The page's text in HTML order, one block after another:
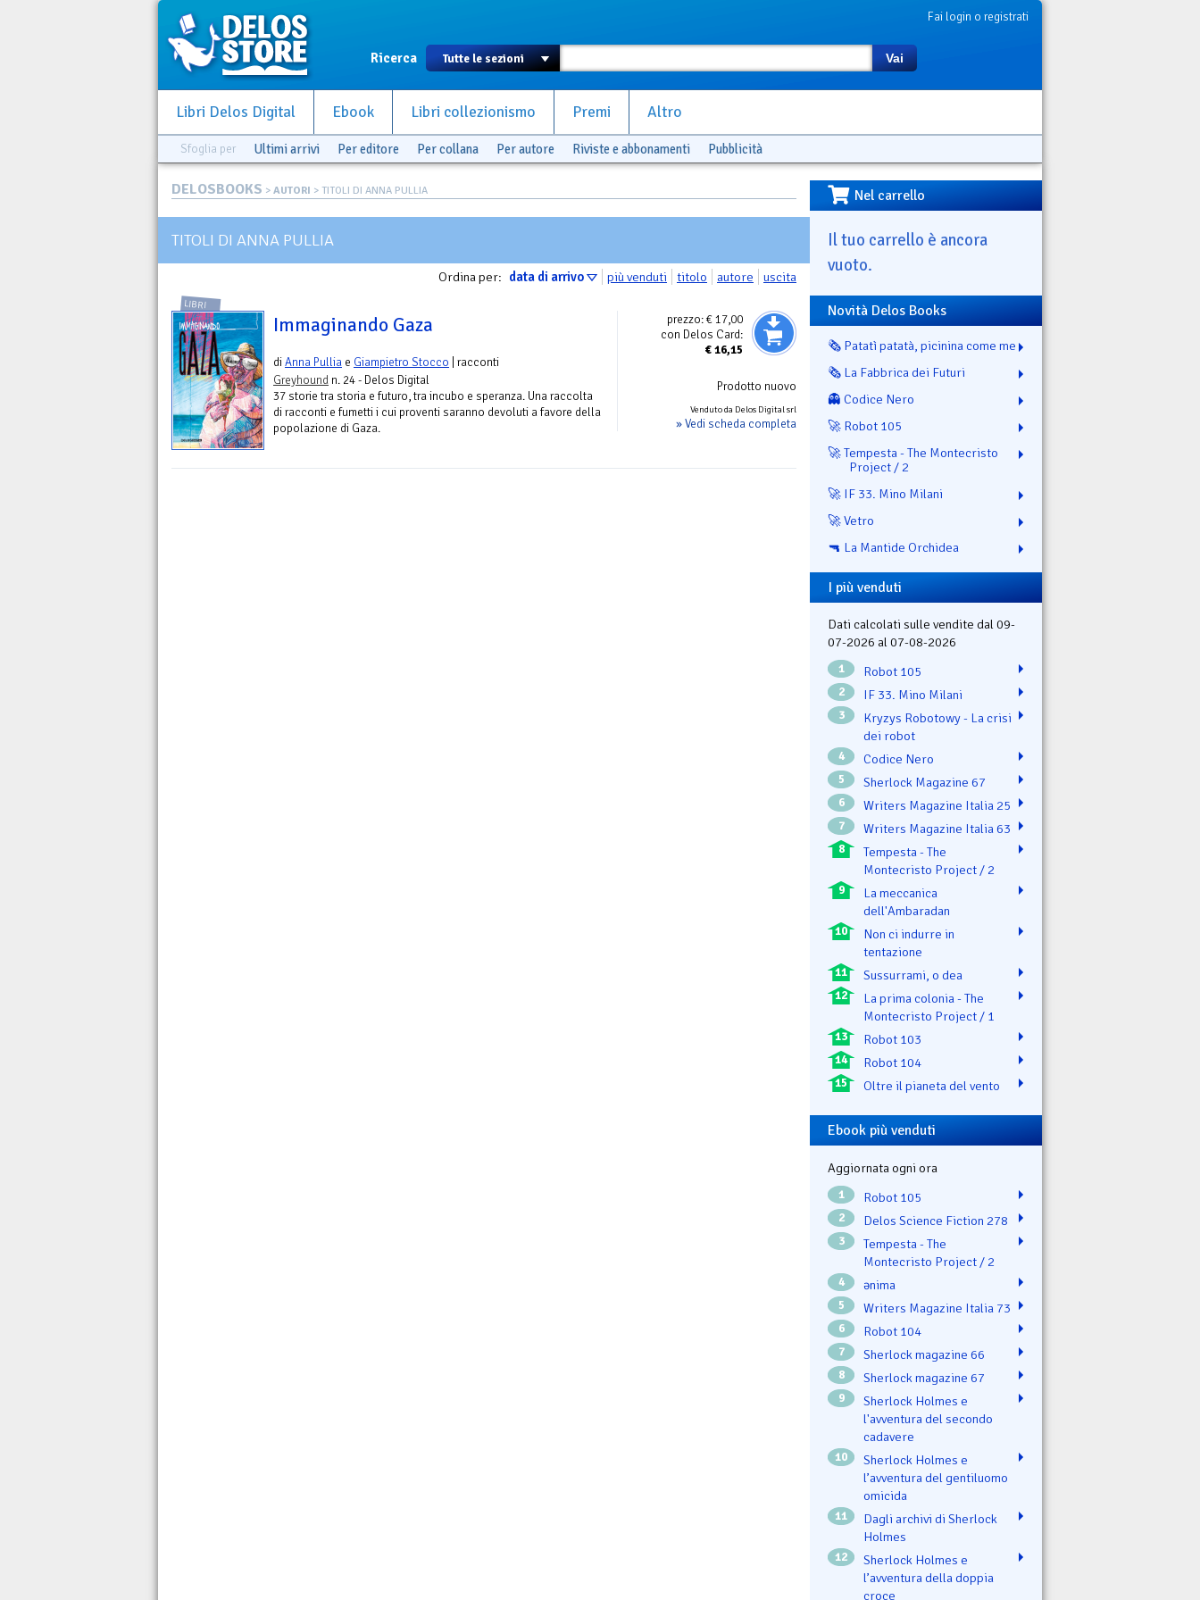
Fai login o registrati
Ricerca Vai
Libri Delos Digital Ebook Libri collezionismo Premi Altro
Sfoglia per Ultimi arrivi Per editore Per collana Per autore Riviste e abbonamenti Pubblicità
DELOSBOOKS > AUTORI > TITOLI DI ANNA PULLIA
TITOLI DI ANNA PULLIA
Ordina per: data di arrivo più venduti titolo autore uscita
prezzo:€ 17,00
con Delos Card:
€16,15
Prodotto nuovo
Venduto da Delos Digital srl
» Vedi scheda completa
LIBRI
Immaginando Gaza
diAnna Pullia e Giampietro Stocco | racconti
Greyhound n. 24 - Delos Digital
37 storie tra storia e futuro, tra incubo e speranza. Una raccolta
di racconti e fumetti i cui proventi saranno devoluti a favore della
popolazione di Gaza.
Nel carrello
Il tuo carrello è ancora
vuoto.
Novità Delos Books
🗞️ Patatì patatà, picinina come me
🗞️ La Fabbrica dei Futuri
👻 Codice Nero
🚀 Robot 105
🚀 Tempesta - The Montecristo
Project / 2
🚀 IF 33. Mino Milani
🚀 Vetro
🔫 La Mantide Orchidea
I più venduti
Dati calcolati sulle vendite dal 09-
07-2026 al 07-08-2026
1 Robot 105
2 IF 33. Mino Milani
3
Kryzys Robotowy - La crisi
dei robot
4 Codice Nero
5 Sherlock Magazine 67
6 Writers Magazine Italia 25
7 Writers Magazine Italia 63
8
Tempesta - The
Montecristo Project / 2
9
La meccanica
dell'Ambaradan
10
Non ci indurre in
tentazione
11 Sussurrami, o dea
12
La prima colonia - The
Montecristo Project / 1
13 Robot 103
14 Robot 104
15 Oltre il pianeta del vento
Ebook più venduti
Aggiornata ogni ora
1 Robot 105
2 Delos Science Fiction 278
3
Tempesta - The
Montecristo Project / 2
4 ənima
5 Writers Magazine Italia 73
6 Robot 104
7 Sherlock magazine 66
8 Sherlock magazine 67
9
Sherlock Holmes e
l'avventura del secondo
cadavere
10
Sherlock Holmes e
l’avventura del gentiluomo
omicida
11
Dagli archivi di Sherlock
Holmes
12
Sherlock Holmes e
l’avventura della doppia
croce